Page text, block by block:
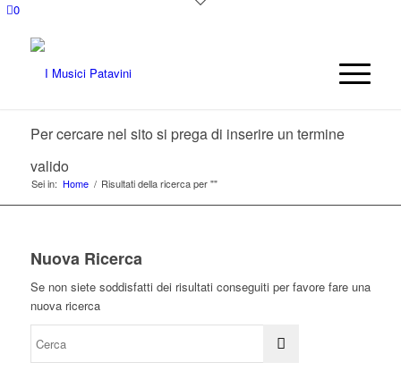
0
Per cercare nel sito si prega di inserire un termine
valido
Sei in: Home / Risultati della ricerca per ""
Nuova Ricerca
Se non siete soddisfatti dei risultati conseguiti per favore fare una
nuova ricerca